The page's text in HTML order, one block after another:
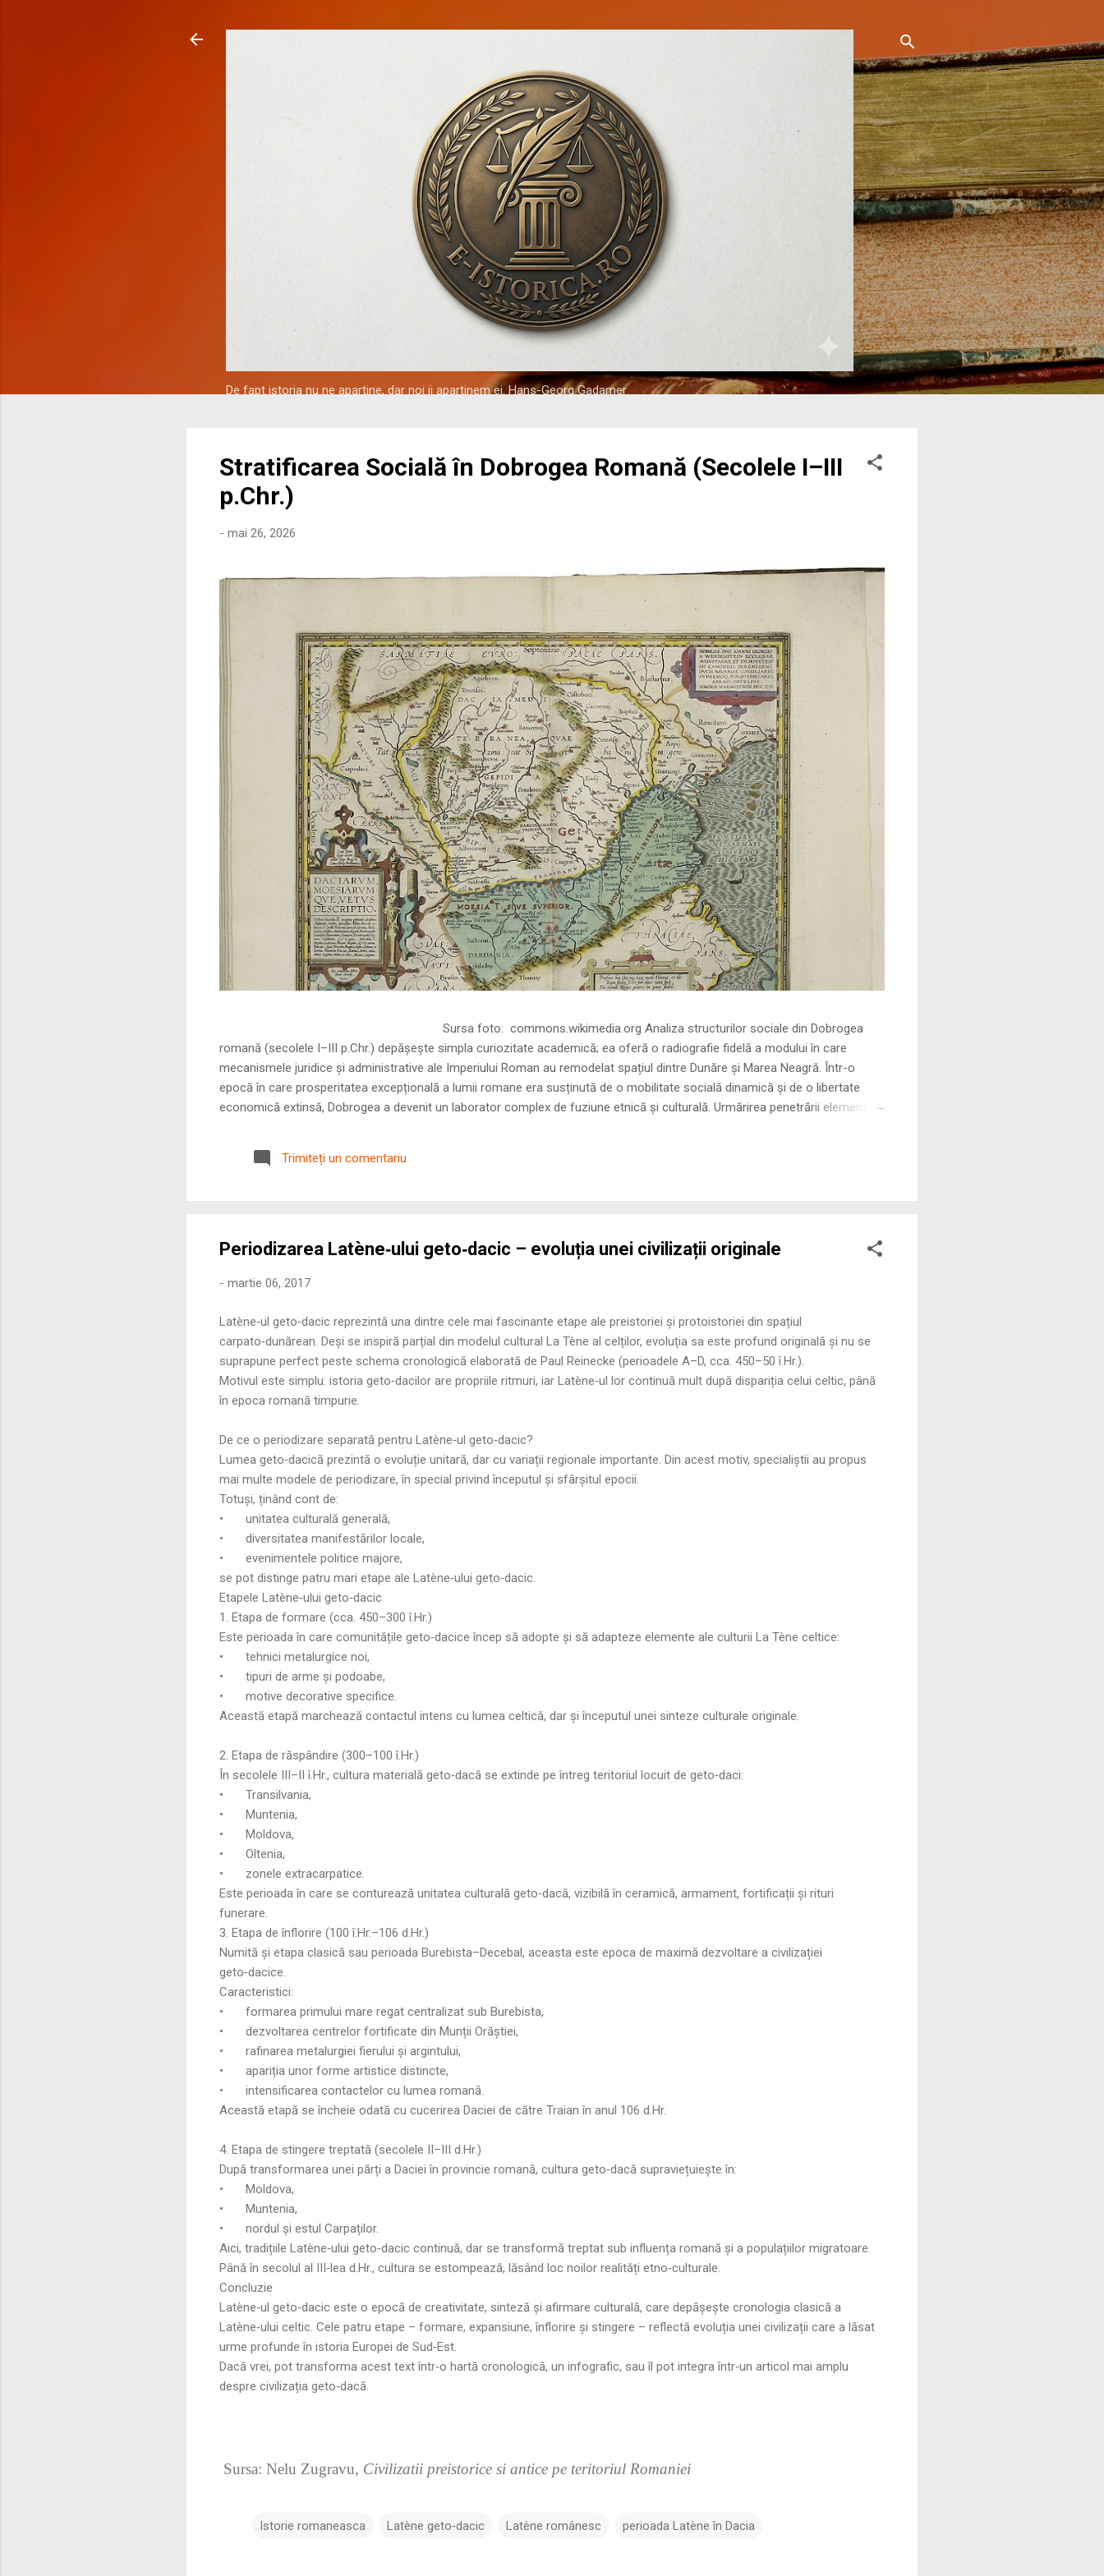
De fapt istoria nu ne apartine, dar noi ii apartinem ei. Hans-Georg Gadamer
Stratificarea Socială în Dobrogea Romană (Secolele I–III
p.Chr.)
- mai 26, 2026
Sursa foto: commons.wikimedia.org Analiza structurilor sociale din Dobrogea
romană (secolele I–III p.Chr.) depășește simpla curiozitate academică; ea oferă o radiografie fidelă a modului în care
mecanismele juridice și administrative ale Imperiului Roman au remodelat spațiul dintre Dunăre și Marea Neagră. Într-o
epocă în care prosperitatea excepțională a lumii romane era susținută de o mobilitate socială dinamică și de o libertate
economică extinsă, Dobrogea a devenit un laborator complex de fuziune etnică și culturală. Urmărirea penetrării elementului
precizie profunzimea și ritmul procesului de rom...
Trimiteți un comentariu
Periodizarea Latène‑ului geto‑dacic – evoluția unei civilizații originale
- martie 06, 2017
Latène‑ul geto‑dacic reprezintă una dintre cele mai fascinante etape ale preistoriei și protoistoriei din spațiul
carpato‑dunărean. Deși se inspiră parțial din modelul cultural La Tène al celților, evoluția sa este profund originală și nu se
suprapune perfect peste schema cronologică elaborată de Paul Reinecke (perioadele A–D, cca. 450–50 î.Hr.).
Motivul este simplu: istoria geto‑dacilor are propriile ritmuri, iar Latène‑ul lor continuă mult după dispariția celui celtic, până
în epoca romană timpurie.
De ce o periodizare separată pentru Latène‑ul geto‑dacic?
Lumea geto‑dacică prezintă o evoluție unitară, dar cu variații regionale importante. Din acest motiv, specialiștii au propus
mai multe modele de periodizare, în special privind începutul și sfârșitul epocii.
Totuși, ținând cont de:
•
unitatea culturală generală,
•
diversitatea manifestărilor locale,
•
evenimentele politice majore,
se pot distinge patru mari etape ale Latène‑ului geto‑dacic.
Etapele Latène‑ului geto‑dacic
1. Etapa de formare (cca. 450–300 î.Hr.)
Este perioada în care comunitățile geto‑dacice încep să adopte și să adapteze elemente ale culturii La Tène celtice:
•
tehnici metalurgice noi,
•
tipuri de arme și podoabe,
•
motive decorative specifice.
Această etapă marchează contactul intens cu lumea celtică, dar și începutul unei sinteze culturale originale.
2. Etapa de răspândire (300–100 î.Hr.)
În secolele III–II î.Hr., cultura materială geto‑dacă se extinde pe întreg teritoriul locuit de geto‑daci:
•
Transilvania,
•
Muntenia,
•
Moldova,
•
Oltenia,
•
zonele extracarpatice.
Este perioada în care se conturează unitatea culturală geto‑dacă, vizibilă în ceramică, armament, fortificații și rituri
funerare.
3. Etapa de înflorire (100 î.Hr.–106 d.Hr.)
Numită și etapa clasică sau perioada Burebista–Decebal, aceasta este epoca de maximă dezvoltare a civilizației
geto‑dacice.
Caracteristici:
•
formarea primului mare regat centralizat sub Burebista,
•
dezvoltarea centrelor fortificate din Munții Orăștiei,
•
rafinarea metalurgiei fierului și argintului,
•
apariția unor forme artistice distincte,
•
intensificarea contactelor cu lumea romană.
Această etapă se încheie odată cu cucerirea Daciei de către Traian în anul 106 d.Hr.
4. Etapa de stingere treptată (secolele II–III d.Hr.)
După transformarea unei părți a Daciei în provincie romană, cultura geto‑dacă supraviețuiește în:
•
Moldova,
•
Muntenia,
•
nordul și estul Carpaților.
Aici, tradițiile Latène‑ului geto‑dacic continuă, dar se transformă treptat sub influența romană și a populațiilor migratoare.
Până în secolul al III‑lea d.Hr., cultura se estompează, lăsând loc noilor realități etno‑culturale.
Concluzie
Latène‑ul geto‑dacic este o epocă de creativitate, sinteză și afirmare culturală, care depășește cronologia clasică a
Latène‑ului celtic. Cele patru etape – formare, expansiune, înflorire și stingere – reflectă evoluția unei civilizații care a lăsat
urme profunde în istoria Europei de Sud‑Est.
Dacă vrei, pot transforma acest text într‑o hartă cronologică, un infografic, sau îl pot integra într‑un articol mai amplu
despre civilizația geto‑dacă.
Sursa: Nelu Zugravu, Civilizatii preistorice si antice pe teritoriul Romaniei
Istorie romaneasca Latène geto‑dacic Latène românesc perioada Latène în Dacia